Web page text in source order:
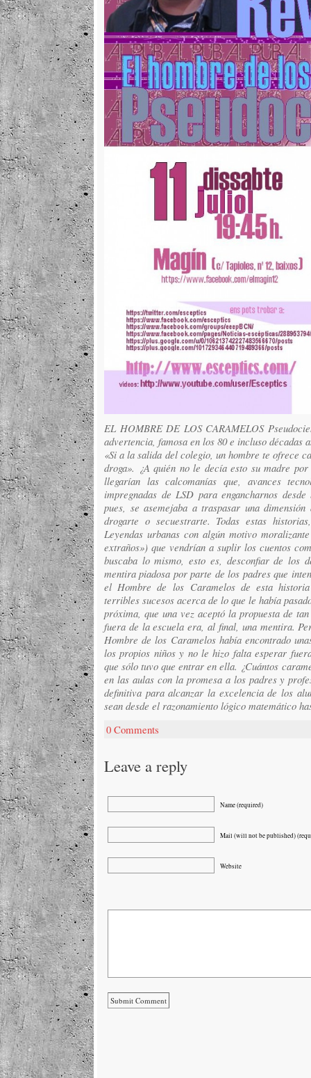
EL HOMBRE DE LOS CARAMELOS
advertencia, famosa en los 80 e incluso
«Si a la salida del colegio, un hombre te ofrece
droga». ¿A quién no le decía esto su madre
llegarían las calcomanías que, avances
impregnadas de LSD para engancharnos
pues, se asemejaba a traspasar una
drogarte o secuestrarte. Todas estas
Leyendas urbanas con algún motivo
extraños») que vendrían a suplir los cuentos
buscaba lo mismo, esto es, desconfiar de los
mentira piadosa por parte de los padres que
el Hombre de los Caramelos de esta
terribles sucesos acerca de lo que le había
próxima, que una vez aceptó la propuesta de
fuera de la escuela era, al final, una mentira.
Hombre de los Caramelos había encontrado
los propios niños y no le hizo falta esperar
que sólo tuvo que entrar en ella. ¿Cuántos
en las aulas con la promesa a los padres y
definitiva para alcanzar la excelencia de los
sean desde el razonamiento lógico matemático
0 Comments
Leave a reply
Name (required)
Mail (will not be published)
Website